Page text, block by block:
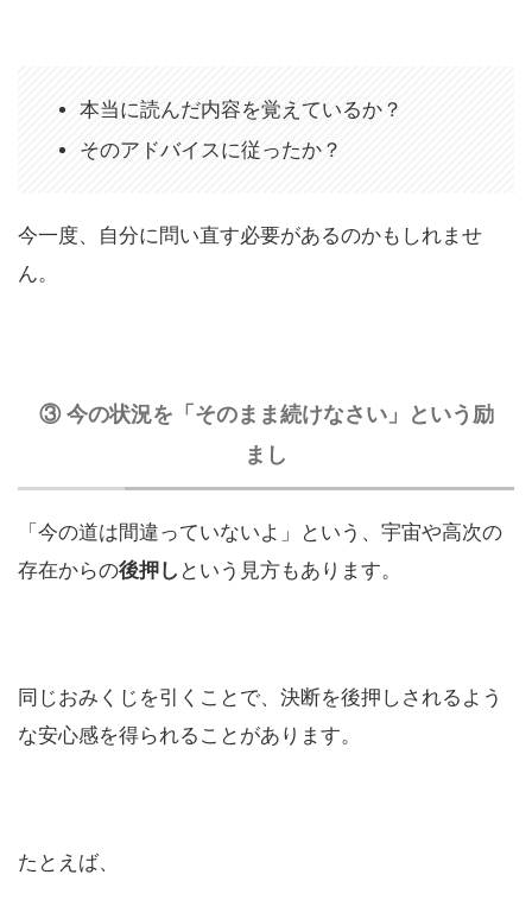
本当に読んだ内容を覚えているか？
そのアドバイスに従ったか？
今一度、自分に問い直す必要があるのかもしれませ
ん。
③ 今の状況を「そのまま続けなさい」という励
まし
「今の道は間違っていないよ」という、宇宙や高次の
存在からの後押し という見方もあります。
同じおみくじを引くことで、決断を後押しされるよう
な安心感を得られることがあります。
たとえば、